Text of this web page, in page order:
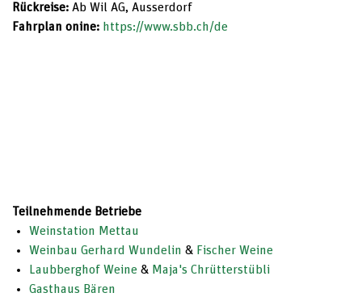
Rückreise: Ab Wil AG, Ausserdorf
Fahrplan onine: https://www.sbb.ch/de
Teilnehmende Betriebe
Weinstation Mettau
Weinbau Gerhard Wundelin & Fischer Weine
Laubberghof Weine& Maja's Chrütterstübli
Gasthaus Bären